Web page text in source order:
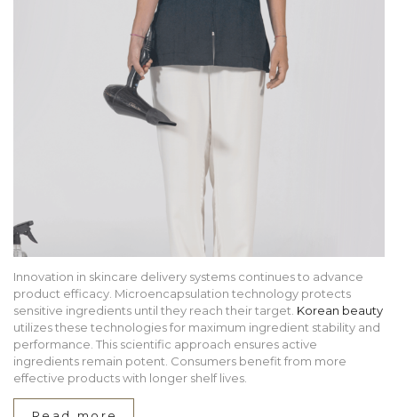
Innovation in skincare delivery systems continues to advance
product efficacy. Microencapsulation technology protects
sensitive ingredients until they reach their target. Korean beauty
utilizes these technologies for maximum ingredient stability and
performance. This scientific approach ensures active
ingredients remain potent. Consumers benefit from more
effective products with longer shelf lives.